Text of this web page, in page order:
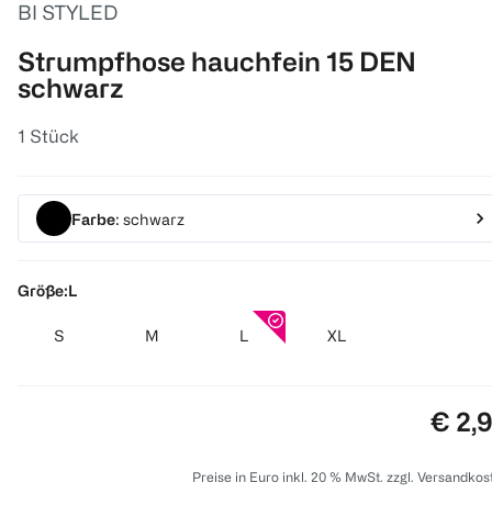
BI STYLED
Strumpfhose hauchfein 15 DEN
schwarz
1 Stück
Farbe: schwarz
Größe:L
S M L XL
€
Preise in Euro inkl. 20 % MwSt. zzgl.